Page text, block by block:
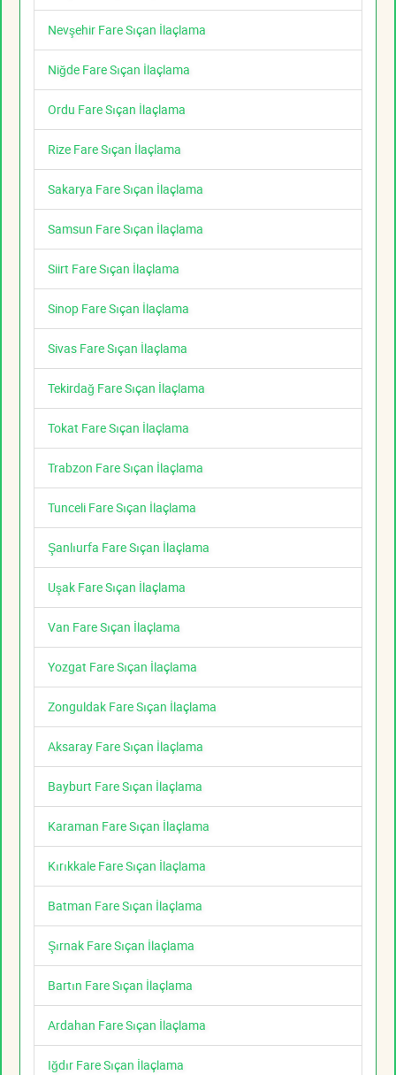
Nevşehir Fare Sıçan İlaçlama
Niğde Fare Sıçan İlaçlama
Ordu Fare Sıçan İlaçlama
Rize Fare Sıçan İlaçlama
Sakarya Fare Sıçan İlaçlama
Samsun Fare Sıçan İlaçlama
Siirt Fare Sıçan İlaçlama
Sinop Fare Sıçan İlaçlama
Sivas Fare Sıçan İlaçlama
Tekirdağ Fare Sıçan İlaçlama
Tokat Fare Sıçan İlaçlama
Trabzon Fare Sıçan İlaçlama
Tunceli Fare Sıçan İlaçlama
Şanlıurfa Fare Sıçan İlaçlama
Uşak Fare Sıçan İlaçlama
Van Fare Sıçan İlaçlama
Yozgat Fare Sıçan İlaçlama
Zonguldak Fare Sıçan İlaçlama
Aksaray Fare Sıçan İlaçlama
Bayburt Fare Sıçan İlaçlama
Karaman Fare Sıçan İlaçlama
Kırıkkale Fare Sıçan İlaçlama
Batman Fare Sıçan İlaçlama
Şırnak Fare Sıçan İlaçlama
Bartın Fare Sıçan İlaçlama
Ardahan Fare Sıçan İlaçlama
Iğdır Fare Sıçan İlaçlama